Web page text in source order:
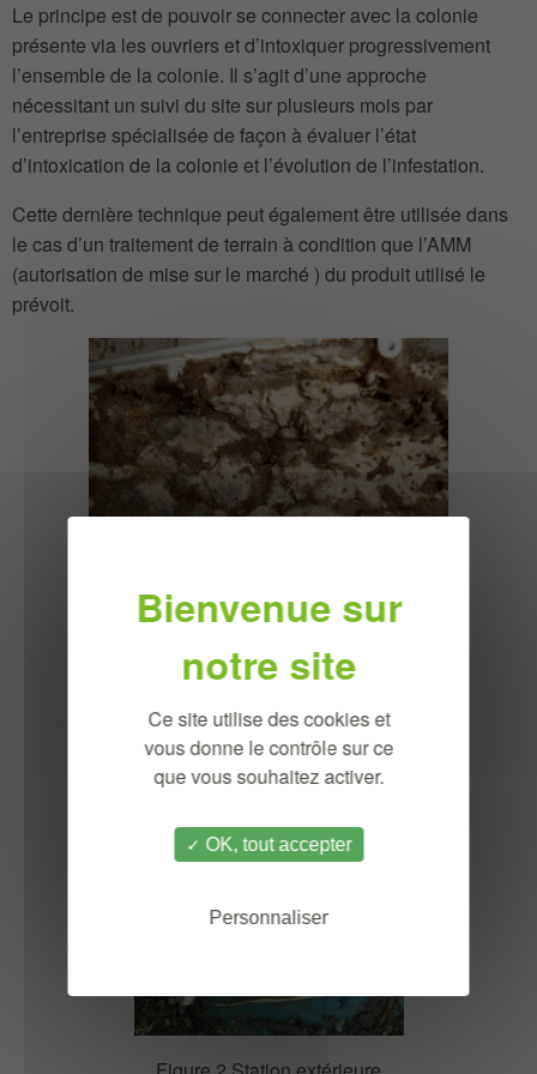
Ce site utilise des cookies et
vous donne le contrôle sur ce
que vous souhaitez activer.
OK, tout accepter
Personnaliser
Le principe est de pouvoir se connecter avec la colonie
présente via les ouvriers et d’intoxiquer progressivement
l’ensemble de la colonie. Il s’agit d’une approche
nécessitant un suivi du site sur plusieurs mois par
l’entreprise spécialisée de façon à évaluer l’état
d’intoxication de la colonie et l’évolution de l’infestation.
Cette dernière technique peut également être utilisée dans
le cas d’un traitement de terrain à condition que l’AMM
(autorisation de mise sur le marché ) du produit utilisé le
prévoit.